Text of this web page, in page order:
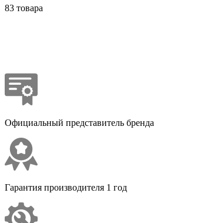
83 товара
Официальный представитель бренда
Гарантия производителя 1 год